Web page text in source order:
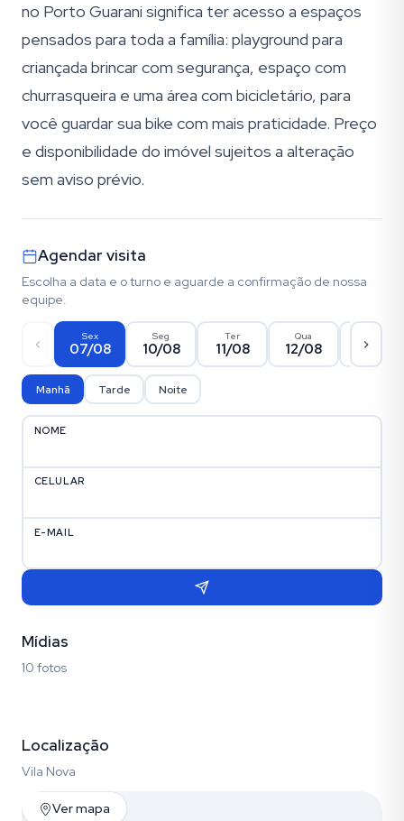
no Porto Guarani significa ter acesso a espaços
pensados para toda a família: playground para
criançada brincar com segurança, espaço com
churrasqueira e uma área com bicicletário, para
você guardar sua bike com mais praticidade. Preço
e disponibilidade do imóvel sujeitos a alteração
sem aviso prévio.
Agendar visita
Escolha a data e o turno e aguarde a confirmação de nossa
equipe.
Sex
07/08
Seg
10/08
Ter
11/08
Qua
12/08 13/08
Manhã Tarde Noite
NOME
CELULAR
E-MAIL
Mídias
10 fotos
Localização
Vila Nova
Ver mapa